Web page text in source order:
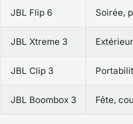
JBL Flip 6 Soirée,
JBL Xtreme 3
JBL Clip 3
JBL Boombox 3 Fête,